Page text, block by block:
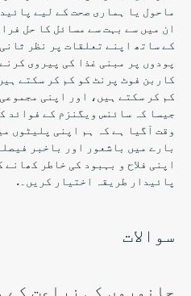
ماحول یا ہماری صحت کے لیے
ان میں سے بہت سے مسائل کا حل
کے ساتھ اپنے تعلقات پر نظر
پودوں پر مبنی غذا کی پیروی
کاربن فوٹ پرنٹ کو کم کر سکتے
کم کر سکتے ہیں، اور اپنی
جیسا کہ سائنس ویگنزم کے فوائد
وقت آگیا ہے کہ ہم اپنی پلیٹوں
بارے میں باشعور اور باخبر
اپنی فلاح و بہبود کی خاطر
پائیدار طریقہ اختیار کریں۔.
سوالات
جانوروں کی زراعت کے